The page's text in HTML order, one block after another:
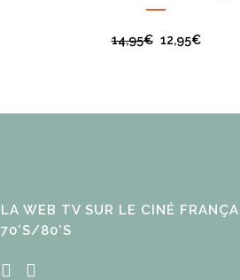
14,95€ 12,95€
LA WEB TV SUR LE CINÉ
70’S/80’S